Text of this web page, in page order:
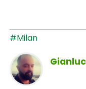
#Milan